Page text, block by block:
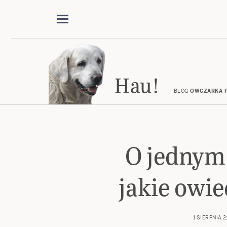
Hau! BLOG OWCZARKA
O
jakie
1 SIERPNIA